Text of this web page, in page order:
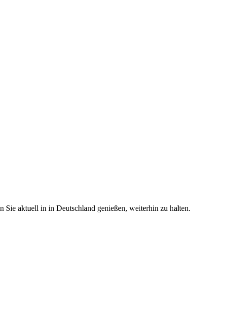
Sie aktuell in in Deutschland genießen, weiterhin zu halten.